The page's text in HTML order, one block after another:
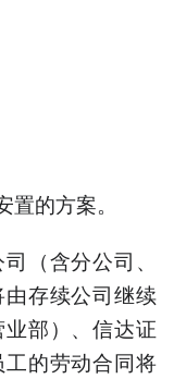
的方案。
（含分公司、
存续公司继续
部）、信达证
的劳动合同将